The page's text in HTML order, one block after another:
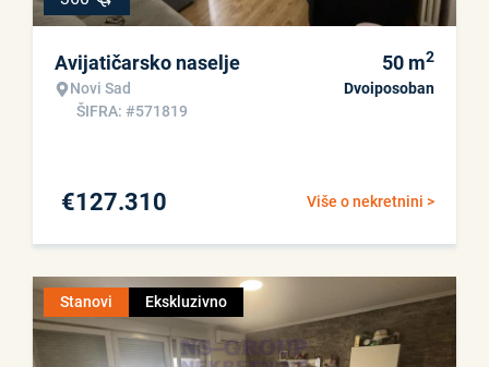
Avijatičarsko naselje
Novi Sad
ŠIFRA: #571819
50 m2
Dvoiposoban
Više o nekretnini >
€127.310
Stanovi Ekskluzivno